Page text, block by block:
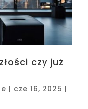
czy już
| cze 16, 2025 |